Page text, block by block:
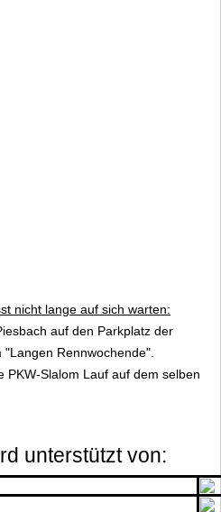
nicht lange auf sich warten:
auf den Parkplatz der
Rennwochende".
PKW-Slalom Lauf auf dem selben
unterstützt von: